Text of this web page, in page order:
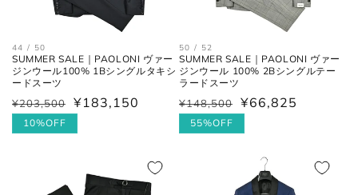
44 / 50
SUMMER SALE｜PAOLONI ヴァー
ジンウール100% 1Bシングルタキシ
ードスーツ
通
常
¥203,500
セ
ー
¥183,150
10%OFF
50 / 52
SUMMER SALE｜PAOLONI ヴァー
ジンウール 100% 2Bシングルテー
ラードスーツ
通
常
¥148,500
セ
ー
¥66,825
55%OFF